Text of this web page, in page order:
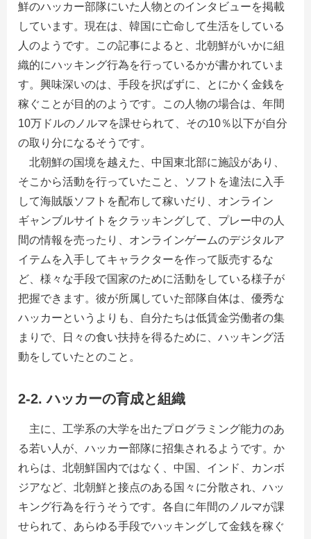
鮮のハッカー部隊にいた人物とのインタビューを掲載
しています。現在は、韓国に亡命して生活をしている
人のようです。この記事によると、北朝鮮がいかに組
織的にハッキング行為を行っているかが書かれていま
す。興味深いのは、手段を択ばずに、とにかく金銭を
稼ぐことが目的のようです。この人物の場合は、年間
10万ドルのノルマを課せられて、その10％以下が自分
の取り分になるそうです。
北朝鮮の国境を越えた、中国東北部に施設があり、
そこから活動を行っていたこと、ソフトを違法に入手
して海賊版ソフトを配布して稼いだり、オンライン
ギャンブルサイトをクラッキングして、プレー中の人
間の情報を売ったり、オンラインゲームのデジタルア
イテムを入手してキャラクターを作って販売するな
ど、様々な手段で国家のために活動をしている様子が
把握できます。彼が所属していた部隊自体は、優秀な
ハッカーというよりも、自分たちは低賃金労働者の集
まりで、日々の食い扶持を得るために、ハッキング活
動をしていたとのこと。
2-2. ハッカーの育成と組織
主に、工学系の大学を出たプログラミング能力のあ
る若い人が、ハッカー部隊に招集されるようです。か
れらは、北朝鮮国内ではなく、中国、インド、カンボ
ジアなど、北朝鮮と接点のある国々に分散され、ハッ
キング行為を行うそうです。各自に年間のノルマが課
せられて、あらゆる手段でハッキングして金銭を稼ぐ